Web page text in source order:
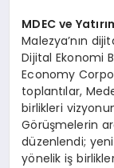
MDEC ve
Malezya’nın
Dijital Ekonomi
Economy
toplantılar,
birlikleri
Görüşmelerin
düzenlendi;
yönelik iş